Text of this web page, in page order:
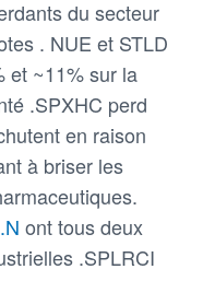
du secteur
. NUE et STLD
et ~11% sur la
.SPXHC perd
en raison
à briser les
ont tous deux
.SPLRCI